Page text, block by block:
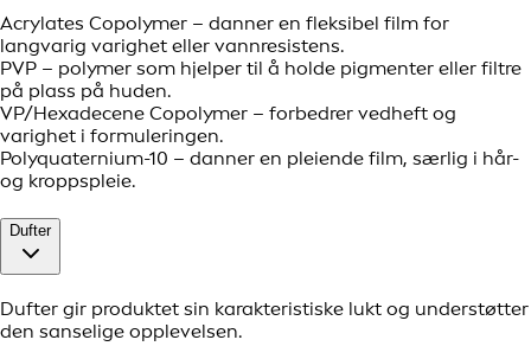
Acrylates Copolymer – danner en fleksibel film for
langvarig varighet eller vannresistens.
PVP – polymer som hjelper til å holde pigmenter eller filtre
på plass på huden.
VP/Hexadecene Copolymer – forbedrer vedheft og
varighet i formuleringen.
Polyquaternium-10 – danner en pleiende film, særlig i hår-
og kroppspleie.
Dufter
Dufter gir produktet sin karakteristiske lukt og understøtter
den sanselige opplevelsen.